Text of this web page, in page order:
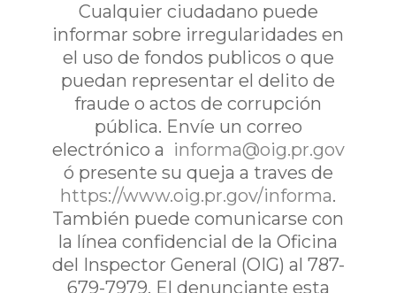
Cualquier ciudadano puede
informar sobre irregularidades en
el uso de fondos publicos o que
puedan representar el delito de
fraude o actos de corrupción
pública. Envíe un correo
electrónico a informa@oig.pr.gov
ó presente su queja a traves de
https://www.oig.pr.gov/informa.
También puede comunicarse con
la línea confidencial de la Oficina
del Inspector General (OIG) al 787-
679-7979. El denunciante esta